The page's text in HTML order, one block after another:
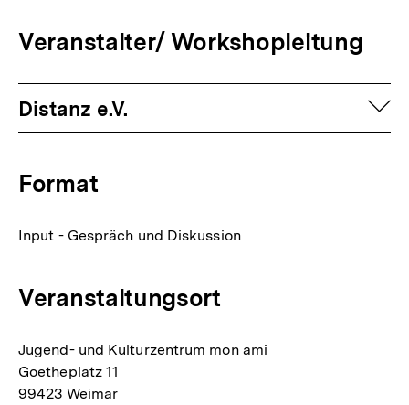
Veranstalter/ Workshopleitung
Distanz e.V.
Format
Input - Gespräch und Diskussion
Veranstaltungsort
Jugend- und Kulturzentrum mon ami
Goetheplatz 11
99423 Weimar